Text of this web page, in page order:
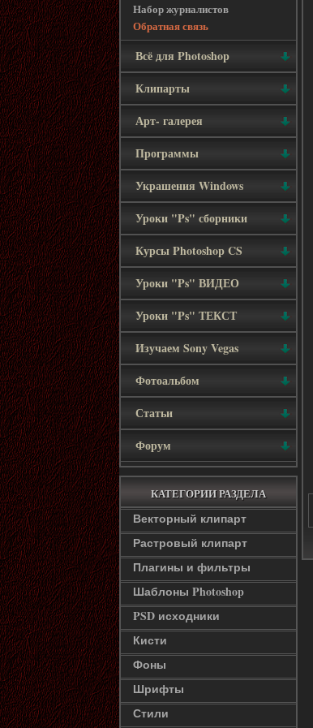
Набор журналистов
Обратная связь
Всё для Photoshop
Клипарты
Арт- галерея
Программы
Украшения Windows
Уроки "Ps" сборники
Курсы Photoshop CS
Уроки "Ps" ВИДЕО
Уроки "Ps" ТЕКСТ
Изучаем Sony Vegas
Фотоальбом
Статьи
Форум
КАТЕГОРИИ РАЗДЕЛА
Векторный клипарт
Растровый клипарт
Плагины и фильтры
Шаблоны Photoshop
PSD исходники
Кисти
Фоны
Шрифты
Стили